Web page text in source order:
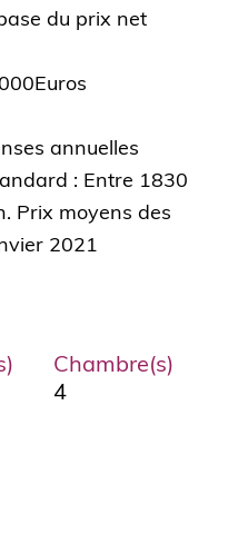
du prix net
annuelles
: Entre 1830
Prix moyens des
2021
Chambre(s)
4